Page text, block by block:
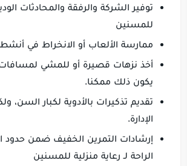
توفير الشركة والرفقة والمحادثات
للمسنين
ممارسة الألعاب أو الانخراط في
أخذ نزهات قصيرة أو للمشي
يكون ذلك ممكنا.
تقديم تذكيرات بالأدوية لكبار السن،
الإدارة.
إرشادات التمرين الخفيف ضمن
الراحة لـ رعاية منزلية للمسنين